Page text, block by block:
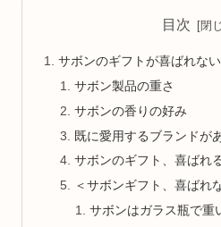
目次
サボンのギフトが喜ばれな
サボン製品の重さ
サボンの香りの好み
既に愛用するブランドが
サボンのギフト、喜ばれ
＜サボンギフト、喜ばれ
サボンはガラス瓶で重